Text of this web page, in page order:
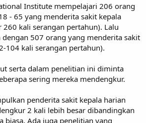
Institute mempelajari 206 orang
- 65 yang menderita sakit kepala
kali serangan pertahun). Lalu
507 orang yang menderita sakit
104 kali serangan pertahun).
serta dalam penelitian ini diminta
sering mereka mendengkur.
penderita sakit kepala harian
2 kali lebih besar dibandingkan
biasa. Ada juga penelitian yang